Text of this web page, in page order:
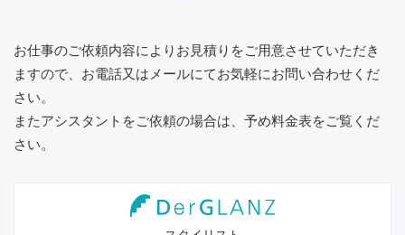
お仕事のご依頼内容によりお見積りをご用意させていただき
ますので、 お電話又はメールにてお気軽にお問い合わせくだ
さい。
またアシスタントをご依頼の場合は、予め料金表をご覧くだ
さい。